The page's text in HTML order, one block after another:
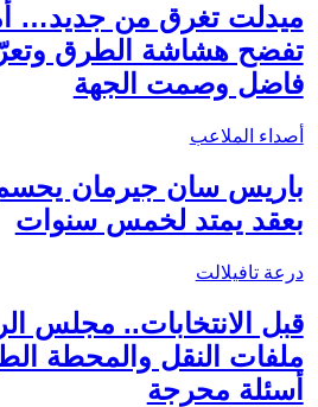
ميدلت تغرق من جديد…
تفضح هشاشة الطرق
فاضل وصمت الجهة
أصداء الملاعب
باريس سان جيرمان
بعقد يمتد لخمس سنوات
درعة تافيلالت
قبل الانتخابات.. مجلس
ملفات النقل والمحطة
أسئلة محرجة